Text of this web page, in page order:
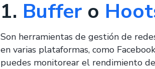
1. Buffer o
Son herramientas de gestión de
en varias plataformas, como
puedes monitorear el rendimiento